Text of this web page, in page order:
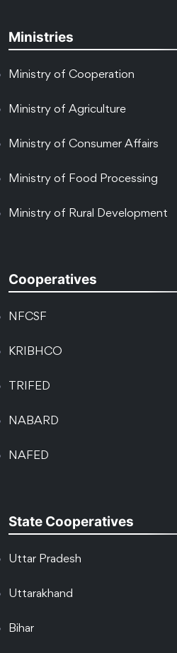
Ministries
Ministry of Cooperation
Ministry of Agriculture
Ministry of Consumer Affairs
Ministry of Food Processing
Ministry of Rural Development
Cooperatives
NFCSF
KRIBHCO
TRIFED
NABARD
NAFED
State Cooperatives
Uttar Pradesh
Uttarakhand
Bihar